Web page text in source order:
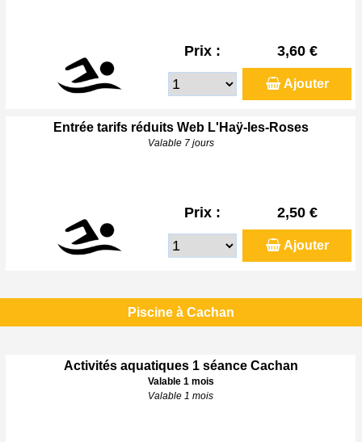
Prix : 3,60 €
Ajouter
Entrée tarifs réduits Web L'Haÿ-les-Roses
Valable 7 jours
Prix : 2,50 €
Ajouter
Piscine à Cachan
Activités aquatiques 1 séance Cachan
Valable 1 mois
Valable 1 mois